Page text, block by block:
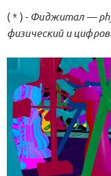
( * ) - Фиджитал —
физический и